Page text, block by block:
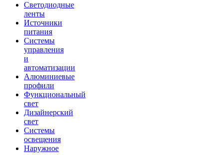
Светодиодные
ленты
Источники
питания
Системы
управления
и
автоматизации
Алюминиевые
профили
Функциональный
свет
Дизайнерский
свет
Системы
освещения
Наружное